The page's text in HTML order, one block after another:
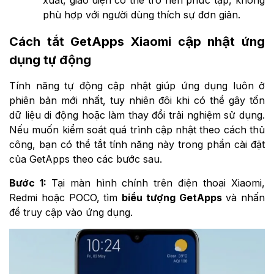
phù hợp với người dùng thích sự đơn giản.
Cách tắt GetApps Xiaomi cập nhật ứng
dụng tự động
Tính năng tự động cập nhật giúp ứng dụng luôn ở
phiên bản mới nhất, tuy nhiên đôi khi có thể gây tốn
dữ liệu di động hoặc làm thay đổi trải nghiệm sử dụng.
Nếu muốn kiểm soát quá trình cập nhật theo cách thủ
công, bạn có thể tắt tính năng này trong phần cài đặt
của GetApps theo các bước sau.
Bước 1: Tại màn hình chính trên điện thoại Xiaomi,
Redmi hoặc POCO, tìm biểu tượng GetAppsvà nhấn
để truy cập vào ứng dụng.